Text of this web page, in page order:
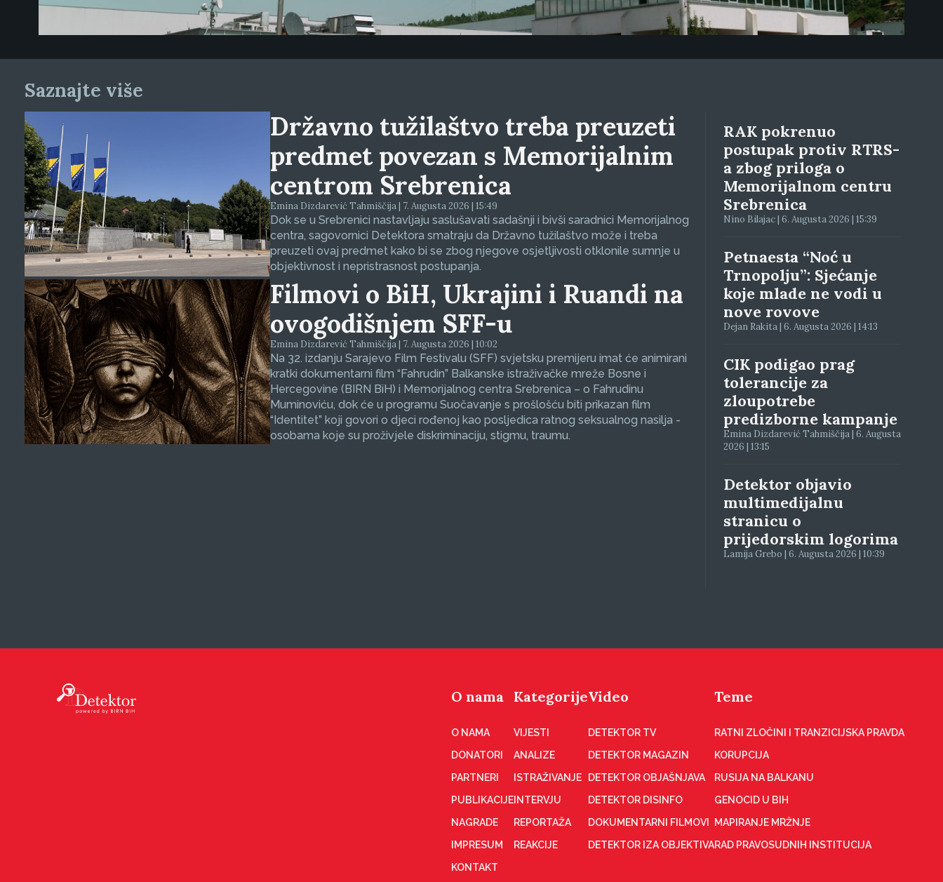
Saznajte više
Državno tužilaštvo treba preuzeti
predmet povezan s Memorijalnim
centrom Srebrenica
Emina Dizdarević Tahmiščija | 7. Augusta 2026 | 15:49
Dok se u Srebrenici nastavljaju saslušavati sadašnji i bivši saradnici Memorijalnog
centra, sagovornici Detektora smatraju da Državno tužilaštvo može i treba
preuzeti ovaj predmet kako bi se zbog njegove osjetljivosti otklonile sumnje u
objektivnost i nepristrasnost postupanja.
Filmovi o BiH, Ukrajini i Ruandi na
ovogodišnjem SFF-u
Emina Dizdarević Tahmiščija | 7. Augusta 2026 | 10:02
Na 32. izdanju Sarajevo Film Festivalu (SFF) svjetsku premijeru imat će animirani
kratki dokumentarni film “Fahrudin” Balkanske istraživačke mreže Bosne i
Hercegovine (BIRN BiH) i Memorijalnog centra Srebrenica – o Fahrudinu
Muminoviću, dok će u programu Suočavanje s prošlošću biti prikazan film
“Identitet” koji govori o djeci rođenoj kao posljedica ratnog seksualnog nasilja -
osobama koje su proživjele diskriminaciju, stigmu, traumu.
RAK pokrenuo
postupak protiv RTRS-
a zbog priloga o
Memorijalnom centru
Srebrenica
Nino Bilajac | 6. Augusta 2026 | 15:39
Petnaesta “Noć u
Trnopolju”: Sjećanje
koje mlade ne vodi u
nove rovove
Dejan Rakita | 6. Augusta 2026 | 14:13
CIK podigao prag
tolerancije za
zloupotrebe
predizborne kampanje
Emina Dizdarević Tahmiščija | 6. Augusta
2026 | 13:15
Detektor objavio
multimedijalnu
stranicu o
prijedorskim logorima
Lamija Grebo | 6. Augusta 2026 | 10:39
O nama
O NAMA
DONATORI
PARTNERI
PUBLIKACIJE
NAGRADE
IMPRESUM
KONTAKT
Kategorije
VIJESTI
ANALIZE
ISTRAŽIVANJE
INTERVJU
REPORTAŽA
REAKCIJE
Video
DETEKTOR TV
DETEKTOR MAGAZIN
DETEKTOR OBJAŠNJAVA
DETEKTOR DISINFO
DOKUMENTARNI FILMOVI
DETEKTOR IZA OBJEKTIVA
Teme
RATNI ZLOČINI I TRANZICIJSKA PRAVDA
KORUPCIJA
RUSIJA NA BALKANU
GENOCID U BIH
MAPIRANJE MRŽNJE
RAD PRAVOSUDNIH INSTITUCIJA